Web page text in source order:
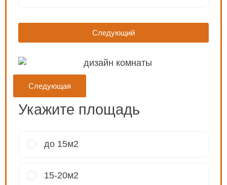
Следующий
Следующая
Укажите площадь
до 15м2
15-20м2